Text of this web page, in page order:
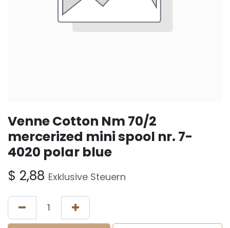
Venne Cotton Nm 70/2
mercerized mini spool nr. 7-
4020 polar blue
$ 2,88 Exklusive Steuern